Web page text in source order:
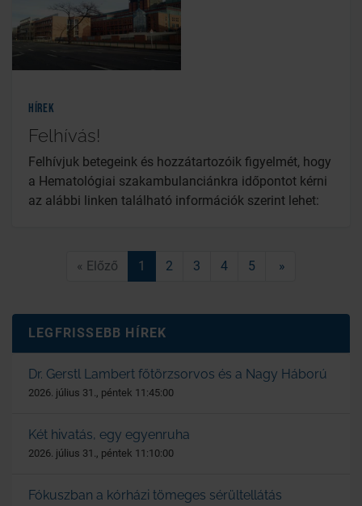
Hírek
Felhívás!
Felhívjuk betegeink és hozzátartozóik figyelmét, hogy
a Hematológiai szakambulanciánkra időpontot kérni
az alábbi linken található információk szerint lehet:
« Előző 1 2 3 4 5 »
LEGFRISSEBB HÍREK
Dr. Gerstl Lambert főtörzsorvos és a Nagy Háború
2026. július 31., péntek 11:45:00
Két hivatás, egy egyenruha
2026. július 31., péntek 11:10:00
Fókuszban a kórházi tömeges sérültellátás